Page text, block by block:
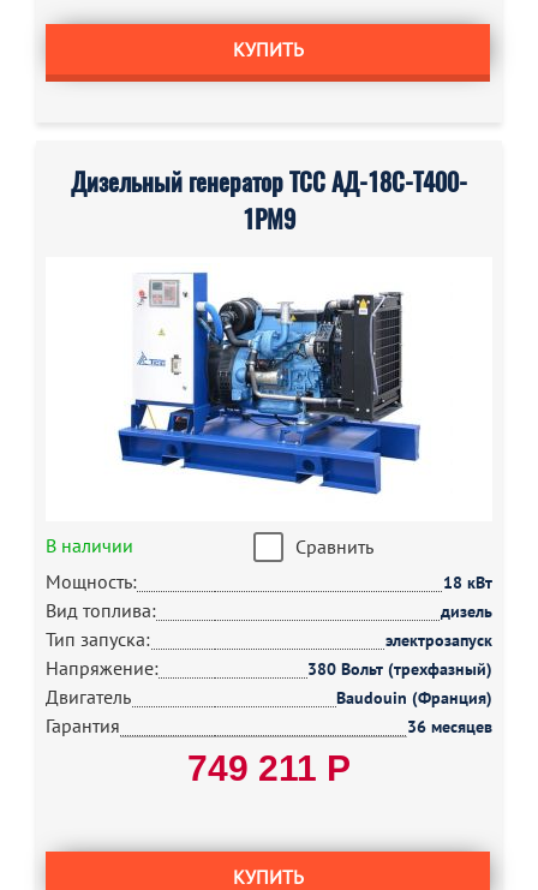
КУПИТЬ
Дизельный генератор ТСС АД-18С-Т400-
1РМ9
В наличии
Сравнить
Мощность:
18 кВт
Вид топлива: дизель
Тип запуска: электрозапуск
Напряжение: 380 Вольт (трехфазный)
Двигатель Baudouin (Франция)
Гарантия 36 месяцев
749 211 Р
КУПИТЬ